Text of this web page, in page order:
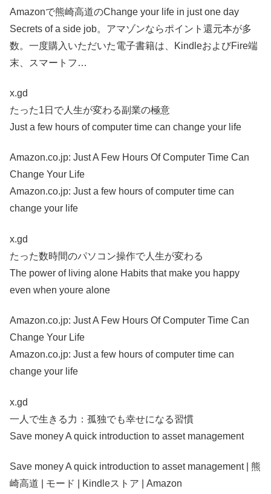
Amazonで熊崎高道のChange your life in just one day
Secrets of a side job。アマゾンならポイント還元本が多
数。一度購入いただいた電子書籍は、KindleおよびFire端
末、スマートフ…
x.gd
たった1日で人生が変わる副業の極意
Just a few hours of computer time can change your life
Amazon.co.jp: Just A Few Hours Of Computer Time Can
Change Your Life
Amazon.co.jp: Just a few hours of computer time can
change your life
x.gd
たった数時間のパソコン操作で人生が変わる
The power of living alone Habits that make you happy
even when youre alone
Amazon.co.jp: Just A Few Hours Of Computer Time Can
Change Your Life
Amazon.co.jp: Just a few hours of computer time can
change your life
x.gd
一人で生きる力：孤独でも幸せになる習慣
Save money A quick introduction to asset management
Save money A quick introduction to asset management | 熊
崎高道 | モード | Kindleストア | Amazon